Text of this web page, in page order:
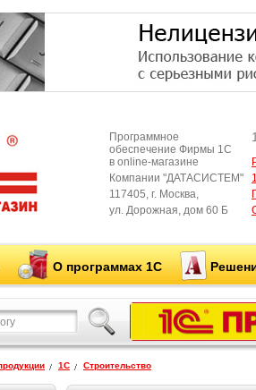
Программное
обеспечение Фирмы 1С
в online-магазине
Компании "ДАТАСИСТЕМ"
117405, г. Москва,
ул. Дорожная, дом 60 Б
О программах 1С
1С Строительство